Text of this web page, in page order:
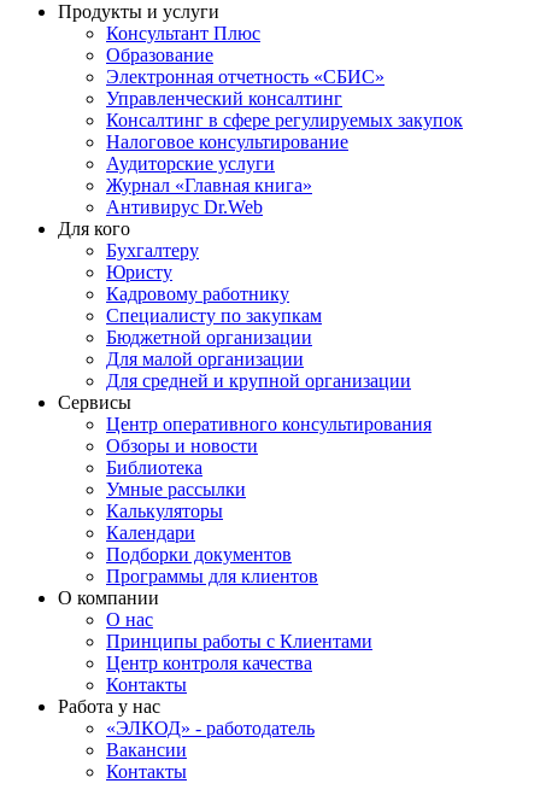
Продукты и услуги
Консультант Плюс
Образование
Электронная отчетность «СБИС»
Управленческий консалтинг
Консалтинг в сфере регулируемых закупок
Налоговое консультирование
Аудиторские услуги
Журнал «Главная книга»
Антивирус Dr.Web
Для кого
Бухгалтеру
Юристу
Кадровому работнику
Специалисту по закупкам
Бюджетной организации
Для малой организации
Для средней и крупной организации
Сервисы
Центр оперативного консультирования
Обзоры и новости
Библиотека
Умные рассылки
Калькуляторы
Календари
Подборки документов
Программы для клиентов
О компании
О нас
Принципы работы с Клиентами
Центр контроля качества
Контакты
Работа у нас
«ЭЛКОД» - работодатель
Вакансии
Контакты